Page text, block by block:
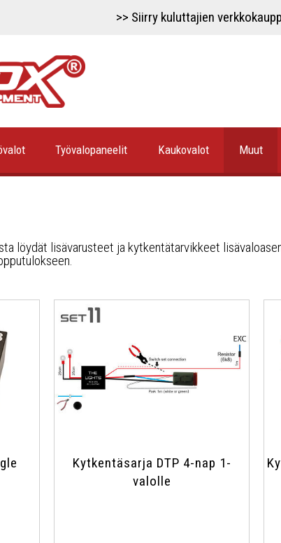
>> Siirry kuluttajien
Työvalopaneelit Kaukovalot Muut
löydät lisävarusteet ja kytkentätarvikkeet
Kytkentäsarja DTP 4-nap 1-
valolle